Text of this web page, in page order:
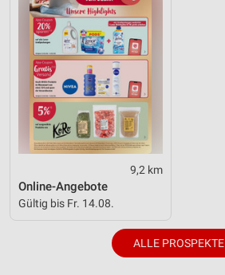
9,2 km
Online-Angebote
Gültig bis Fr. 14.08.
ALLE PROSPEKTE